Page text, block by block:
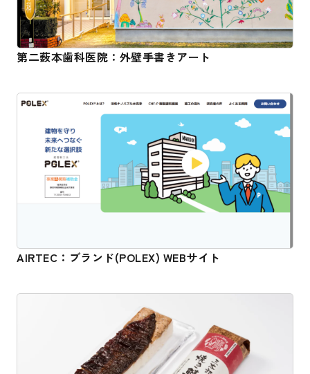
第二薮本歯科医院：外壁手書きアート
AIRTEC：ブランド(POLEX) WEBサイト